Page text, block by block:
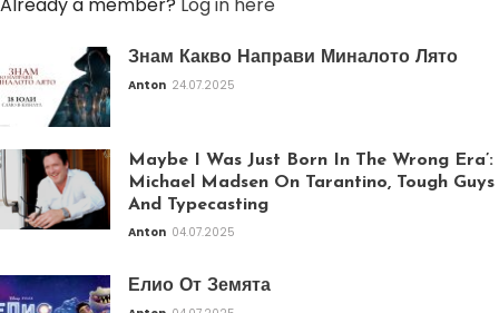
Already a member? Log in here
Знам Какво Направи Миналото Лято
Anton 24.07.2025
Maybe I Was Just Born In The Wrong Era’:
Michael Madsen On Tarantino, Tough Guys
And Typecasting
Anton 04.07.2025
Елио От Земята